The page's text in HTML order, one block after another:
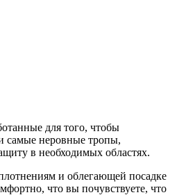
для того, чтобы
самые неровные тропы,
в необходимых областях.
и облегающей посадке
что вы почувствуете, что